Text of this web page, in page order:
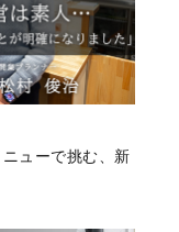
ューで挑む、新